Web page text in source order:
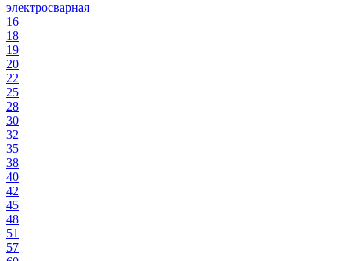
электросварная
16
18
19
20
22
25
28
30
32
35
38
40
42
45
48
51
57